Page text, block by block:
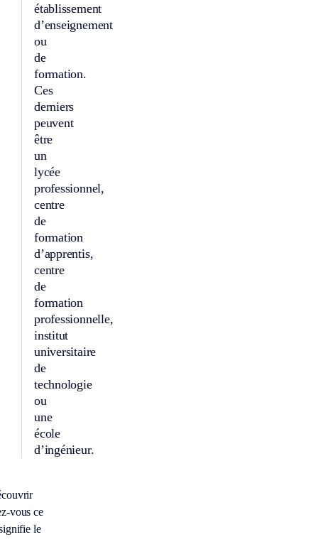
établissement
d’enseignement
ou
de
formation.
Ces
derniers
peuvent
être
un
lycée
professionnel,
centre
de
formation
d’apprentis,
centre
de
formation
professionnelle,
institut
universitaire
de
technologie
ou
une
école
d’ingénieur.
vous ce
le